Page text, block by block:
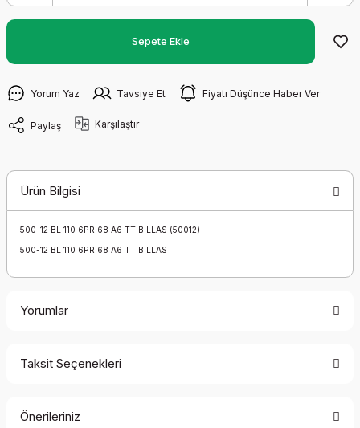
Sepete Ekle
Yorum Yaz Tavsiye Et Fiyatı Düşünce Haber Ver
Paylaş Karşılaştır
Ürün Bilgisi
500-12 BL 110 6PR 68 A6 TT BILLAS (50012)
500-12 BL 110 6PR 68 A6 TT BILLAS
Yorumlar
Taksit Seçenekleri
Önerileriniz